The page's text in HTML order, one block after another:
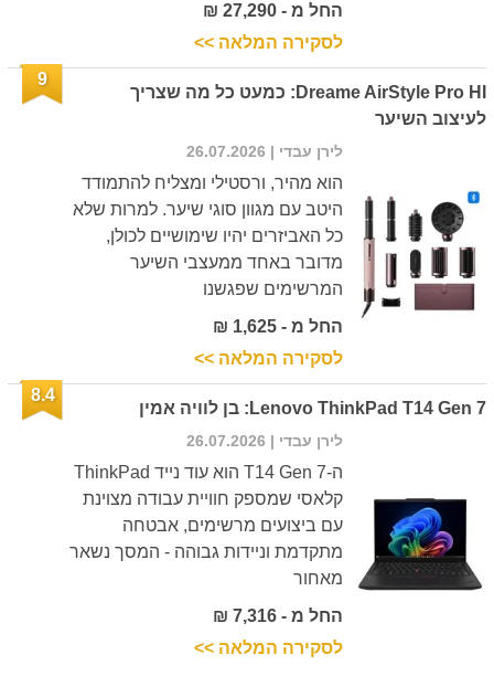
החל מ - 27,290 ₪
לסקירה המלאה >>
Dreame AirStyle Pro HI: כמעט כל מה שצריך
לעיצוב השיער
9
לירן עבדי | 26.07.2026
הוא מהיר, ורסטילי ומצליח להתמודד
היטב עם מגוון סוגי שיער. למרות שלא
כל האביזרים יהיו שימושיים לכולן,
מדובר באחד ממעצבי השיער
המרשימים שפגשנו
החל מ - 1,625 ₪
לסקירה המלאה >>
Lenovo ThinkPad T14 Gen 7: בן לוויה אמין
8.4
לירן עבדי | 26.07.2026
ה-T14 Gen 7 הוא עוד נייד ThinkPad
קלאסי שמספק חוויית עבודה מצוינת
עם ביצועים מרשימים, אבטחה
מתקדמת וניידות גבוהה - המסך נשאר
מאחור
החל מ - 7,316 ₪
לסקירה המלאה >>